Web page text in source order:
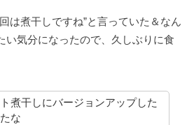
は煮干しですね”と言っていた＆なん
い気分になったので、久しぶりに食
煮干しにバージョンアップした
な